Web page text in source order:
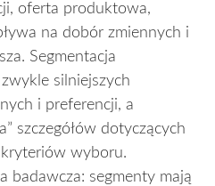
oferta produktowa,
na dobór zmiennych i
Segmentacja
silniejszych
i preferencji, a
szczegółów dotyczących
wyboru.
badawcza: segmenty mają